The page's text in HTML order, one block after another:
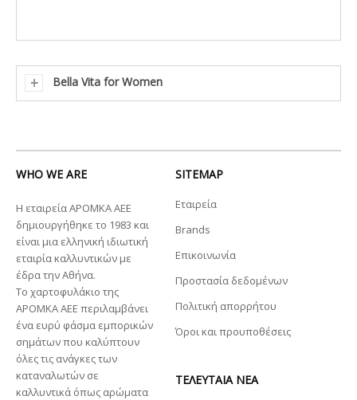
Bella Vita for Women
WHO WE ARE
Η εταιρεία ΑΡΟΜΚΑ ΑΕΕ
δημιουργήθηκε το 1983 και
είναι μια ελληνική ιδιωτική
εταιρία καλλυντικών με
έδρα την Αθήνα.
Το χαρτοφυλάκιο της
ΑΡΟΜΚΑ ΑΕΕ περιλαμβάνει
ένα ευρύ φάσμα εμπορικών
σημάτων που καλύπτουν
όλες τις ανάγκες των
καταναλωτών σε
καλλυντικά όπως αρώματα
SITEMAP
Εταιρεία
Brands
Επικοινωνία
Προστασία δεδομένων
Πολιτική απορρήτου
Όροι και προυποθέσεις
ΤΕΛΕΥΤΑΙΑ ΝΕΑ